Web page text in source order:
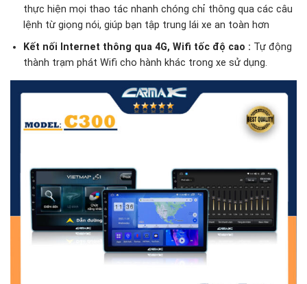
thực hiện mọi thao tác nhanh chóng chỉ thông qua các câu
lệnh từ giọng nói, giúp bạn tập trung lái xe an toàn hơn
Kết nối Internet thông qua 4G, Wifi tốc độ cao : Tự động
thành trạm phát Wifi cho hành khác trong xe sử dụng.